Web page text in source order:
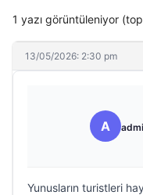
1 yazı görüntüleniyor
13/05/2026: 2:30 pm
A
Yunusların turistleri